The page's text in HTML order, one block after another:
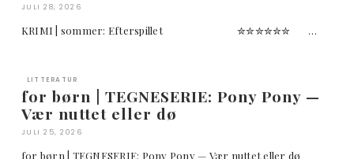
JULI 28, 2026
KRIMI | sommer: Efterspillet ✮✮✮✮✮✮ …
LITTERATUR
for børn | TEGNESERIE: Pony Pony —
Vær nuttet eller dø
JULI 25, 2026
for børn | TEGNESERIE: Pony Pony — Vær nuttet eller dø